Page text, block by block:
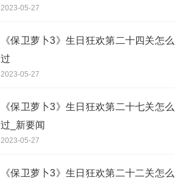
2023-05-27
《保卫萝卜3》生日狂欢第二十四关怎么
过
2023-05-27
《保卫萝卜3》生日狂欢第二十七关怎么
过_新要闻
2023-05-27
《保卫萝卜3》生日狂欢第二十二关怎么